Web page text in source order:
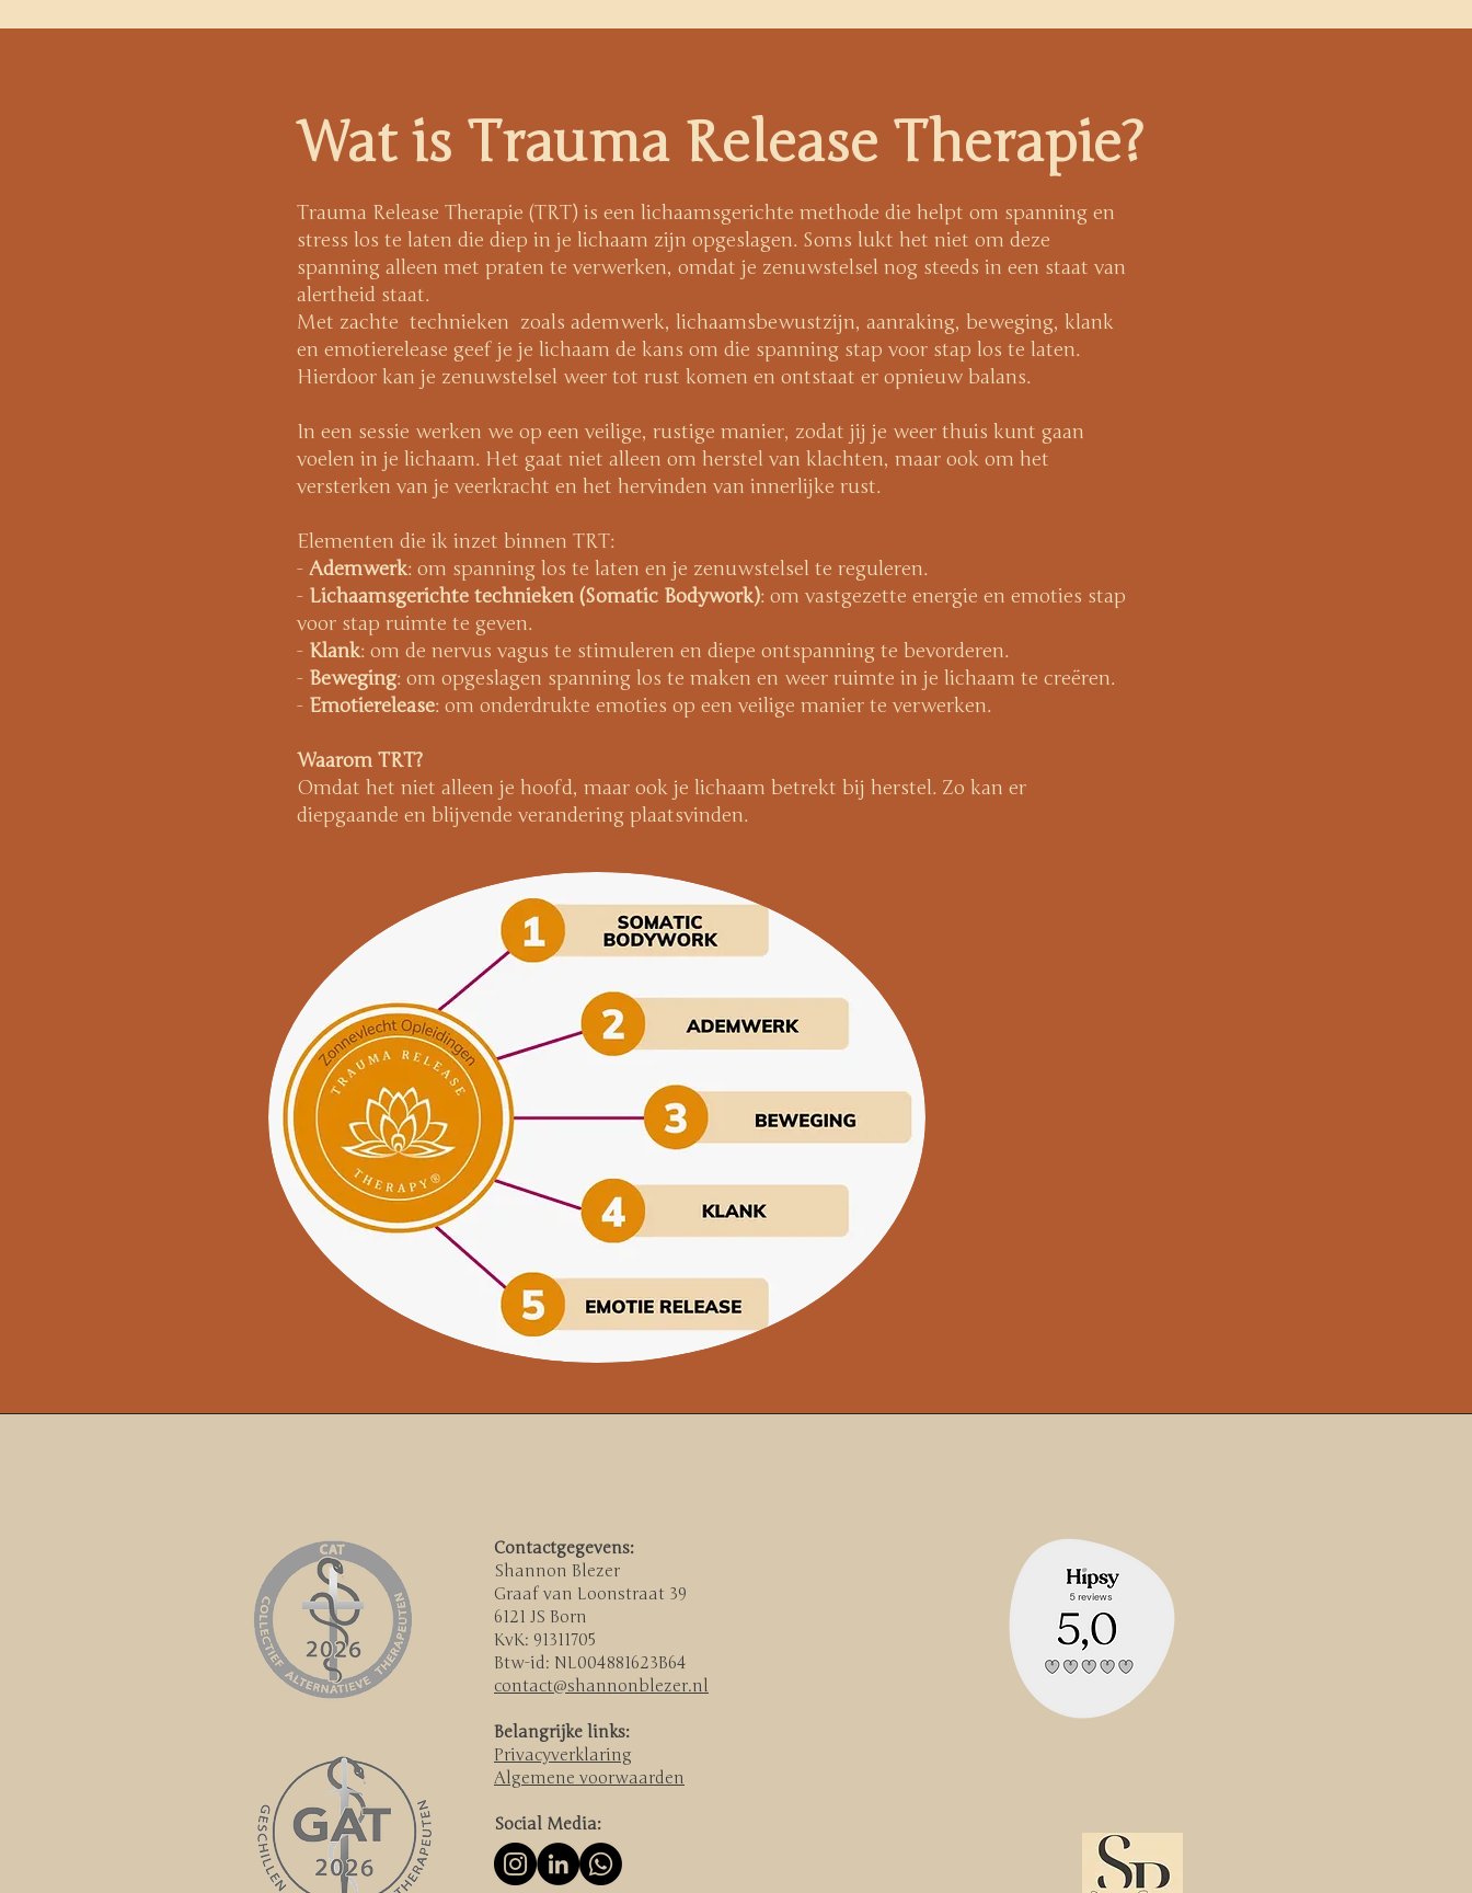
Wat is Trauma Release Therapie?
Trauma Release Therapie (TRT) is een lichaamsgerichte methode die helpt om spanning en
stress los te laten die diep in je lichaam zijn opgeslagen. Soms lukt het niet om deze
spanning alleen met praten te verwerken, omdat je zenuwstelsel nog steeds in een staat van
alertheid staat.
Met zachte technieken zoals ademwerk, lichaamsbewustzijn, aanraking, beweging, klank
en emotierelease geef je je lichaam de kans om die spanning stap voor stap los te laten.
Hierdoor kan je zenuwstelsel weer tot rust komen en ontstaat er opnieuw balans.
In een sessie werken we op een veilige, rustige manier, zodat jij je weer thuis kunt gaan
voelen in je lichaam. Het gaat niet alleen om herstel van klachten, maar ook om het
versterken van je veerkracht en het hervinden van innerlijke rust.
Elementen die ik inzet binnen TRT:
- Ademwerk: om spanning los te laten en je zenuwstelsel te reguleren.
- Lichaamsgerichte technieken (Somatic Bodywork): om vastgezette energie en emoties stap
voor stap ruimte te geven.
- Klank: om de nervus vagus te stimuleren en diepe ontspanning te bevorderen.
- Beweging: om opgeslagen spanning los te maken en weer ruimte in je lichaam te creëren.
- Emotierelease: om onderdrukte emoties op een veilige manier te verwerken.
Waarom TRT?
Omdat het niet alleen je hoofd, maar ook je lichaam betrekt bij herstel. Zo kan er
diepgaande en blijvende verandering plaatsvinden.
Contactgegevens:
Shannon Blezer ​
Graaf van Loonstraat 39
6121 JS Born
KvK: 91311705
Btw-id: NL004881623B64
contact@shannonblezer.nl
Belangrijke links:
Privacyverklaring
Algemene voorwaarden​
Social Media: